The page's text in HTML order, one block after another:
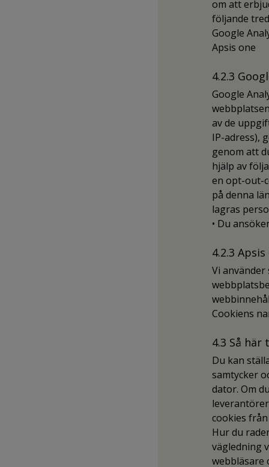
om att
följande
Google
Apsis one
4.2.3
Google
av de
IP-adress),
genom att
hjälp av
en opt-out-
på denna
lagras
• Du
4.2.3 Apsis
Vi använder
Cookiens
4.3 Så
Du kan
samtycker
dator. Om
cookies
Hur du
vägledning
webbläsare